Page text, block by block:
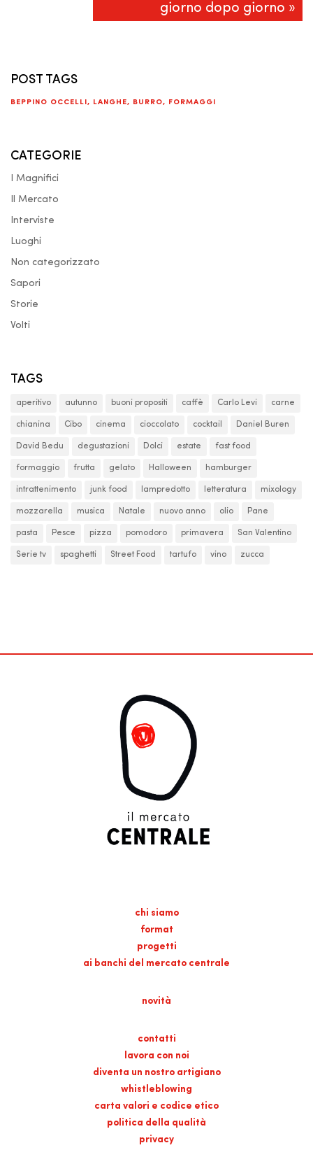
giorno dopo giorno »
POST TAGS
BEPPINO OCCELLI , LANGHE, BURRO, FORMAGGI
CATEGORIE
I Magnifici
Il Mercato
Interviste
Luoghi
Non categorizzato
Sapori
Storie
Volti
TAGS
aperitivo autunno buoni propositi caffè Carlo Levi carne
chianina Cibo cinema cioccolato cocktail Daniel Buren
David Bedu degustazioni Dolci estate fast food
formaggio frutta gelato Halloween hamburger
intrattenimento junk food lampredotto letteratura mixology
mozzarella musica Natale nuovo anno olio Pane
pasta Pesce pizza pomodoro primavera San Valentino
Serie tv spaghetti Street Food tartufo vino zucca
chi siamo
format
progetti
ai banchi del mercato centrale
novità
contatti
lavora con noi
diventa un nostro artigiano
whistleblowing
carta valori e codice etico
politica della qualità
privacy